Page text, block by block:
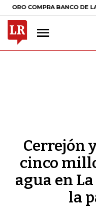
COMPRA BANCO DE LA
Cerrejón
cinco
agua en
la